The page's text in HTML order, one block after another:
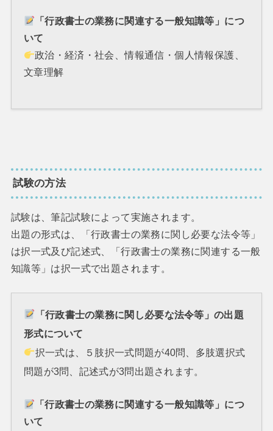
「行政書士の業務に関連する一般知識等」につ
いて
政治・経済・社会、情報通信・個人情報保護、
文章理解
試験の方法
試験は、筆記試験によって実施されます。
出題の形式は、「行政書士の業務に関し必要な法令等」
は択一式及び記述式、「行政書士の業務に関連する一般
知識等」は択一式で出題されます。
「行政書士の業務に関し必要な法令等」の出題
形式について
択一式は、５肢択一式問題が40問、多肢選択式
問題が3問、記述式が3問出題されます。
「行政書士の業務に関連する一般知識等」につ
いて